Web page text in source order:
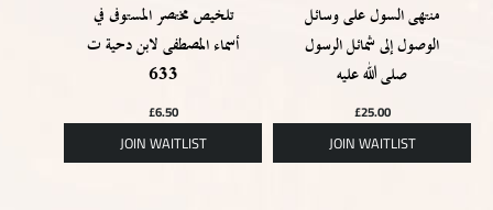
تلخيص مختصر المستوفى في
أسماء المصطفى لابن دحية ت
633
£6.50
منتهى السول على وسائل
الوصول إلى شمائل الرسول
صلى الله عليه
£25.00